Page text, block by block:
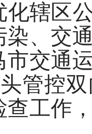
化辖区
染、交
市交通
管控
查工作